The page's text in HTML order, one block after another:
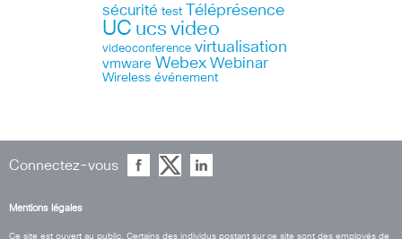
sécurité test Téléprésence
UC ucs video
videoconference virtualisation
vmware Webex Webinar
Wireless événement
Connectez-vous
Mentions légales
Ce site est ouvert au public. Certains des individus postant sur ce site sont des employés de